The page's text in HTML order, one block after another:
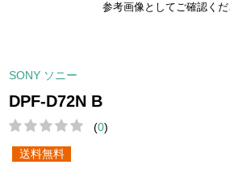
参考画像としてご確認くだ
SONY ソニー
DPF-D72N B
(0)
送料無料